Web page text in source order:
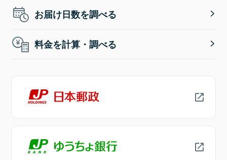
お届け日数を調べる
料金を計算・調べる